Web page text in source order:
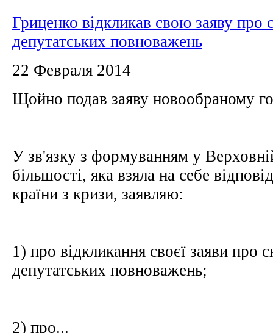
Гриценко відкликав свою заяву про
депутатських повноважень
22 Февраля 2014
Щойно подав заяву новообраному
У зв'язку з формуванням у
більшості, яка взяла на себе
країни з кризи, заявляю:
1) про відкликання своєї заяви про
депутатських повноважень;
2) про...